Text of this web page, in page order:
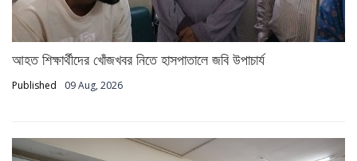
আহত শিক্ষার্থীদের খোঁজখবর নিতে হাসপাতালে জবি উপাচার্য
Published 09 Aug, 2026